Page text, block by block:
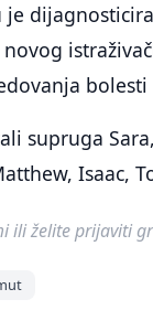
supruga
Isaac,
ili želite prijaviti